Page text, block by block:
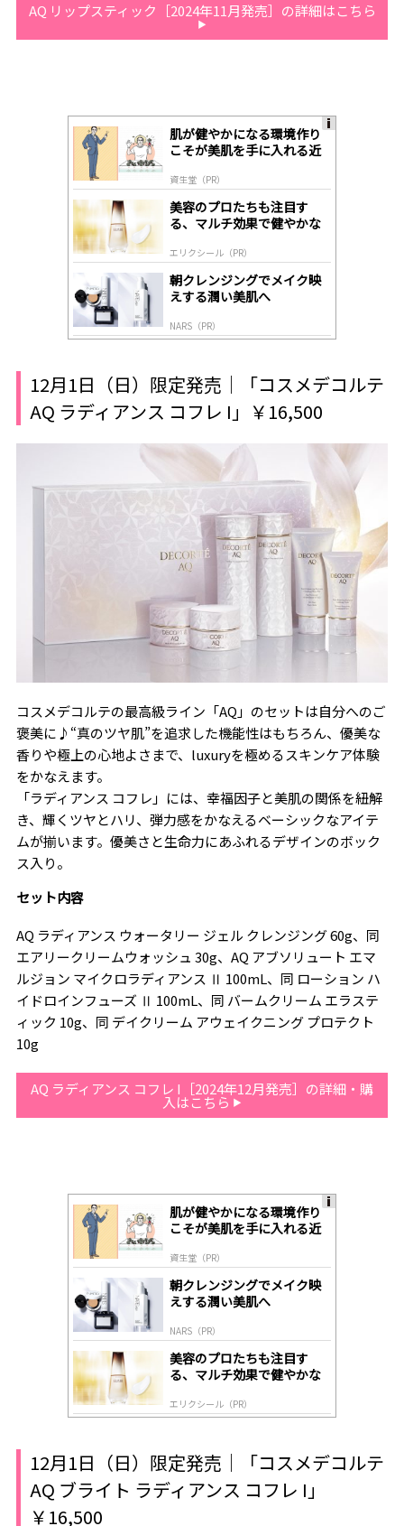
AQ リップスティック［2024年11月発売］の詳細はこちら
肌が健やかになる環境作り
こそが美肌を手に入れる近
資生堂（PR）
美容のプロたちも注目す
る、マルチ効果で健やかな
エリクシール（PR）
朝クレンジングでメイク映
えする潤い美肌へ
NARS（PR）
12月1日（日）限定発売｜「コスメデコルテ
AQ ラディアンス コフレ I」￥16,500
コスメデコルテの最高級ライン「AQ」のセットは自分へのご
褒美に♪“真のツヤ肌”を追求した機能性はもちろん、優美な
香りや極上の心地よさまで、luxuryを極めるスキンケア体験
をかなえます。
「ラディアンス コフレ」には、幸福因子と美肌の関係を紐解
き、輝くツヤとハリ、弾力感をかなえるベーシックなアイテ
ムが揃います。優美さと生命力にあふれるデザインのボック
ス入り。
セット内容
AQ ラディアンス ウォータリー ジェル クレンジング 60g、同
エアリークリームウォッシュ 30g、AQ アブソリュート エマ
ルジョン マイクロラディアンス Ⅱ 100mL、同 ローション ハ
イドロインフューズ Ⅱ 100mL、同 バームクリーム エラステ
ィック 10g、同 デイクリーム アウェイクニング プロテクト
10g
AQ ラディアンス コフレ I［2024年12月発売］の詳細・購
入はこちら
肌が健やかになる環境作り
こそが美肌を手に入れる近
資生堂（PR）
朝クレンジングでメイク映
えする潤い美肌へ
NARS（PR）
美容のプロたちも注目す
る、マルチ効果で健やかな
エリクシール（PR）
12月1日（日）限定発売｜「コスメデコルテ
AQ ブライト ラディアンス コフレ I」
￥16,500